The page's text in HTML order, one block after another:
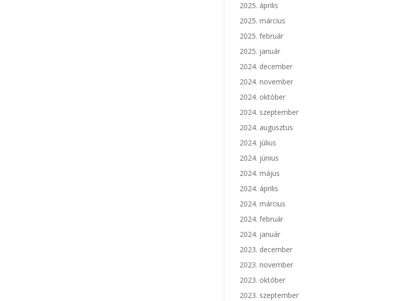
2025. április
2025. március
2025. február
2025. január
2024. december
2024. november
2024. október
2024. szeptember
2024. augusztus
2024. július
2024. június
2024. május
2024. április
2024. március
2024. február
2024. január
2023. december
2023. november
2023. október
2023. szeptember